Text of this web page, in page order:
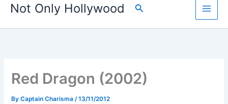
Not Only Hollywood Search
Red Dragon (2002)
ByCaptain Charisma /13/11/2012